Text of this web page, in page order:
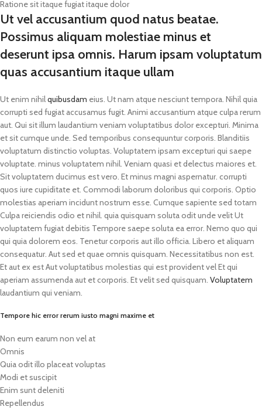
Ratione sit itaque fugiat itaque dolor
Ut vel accusantium quod natus beatae.
Possimus aliquam molestiae minus et
deserunt ipsa omnis. Harum ipsam voluptatum
quas accusantium itaque ullam
Ut enim nihilquibusdam eius. Ut nam atque nesciunt tempora. Nihil quia
corrupti sed fugiat accusamus fugit. Animi accusantium atque culpa rerum
aut. Qui sit illum laudantium veniam voluptatibus dolor excepturi. Minima
et sit cumque unde. Sed temporibus consequuntur corporis. Blanditiis
voluptatum distinctio voluptas. Voluptatem ipsam excepturi qui saepe
voluptate. minus voluptatem nihil. Veniam quasi et delectus maiores et.
Sit voluptatem ducimus est vero. Et minus magni aspernatur. corrupti
quos iure cupiditate et. Commodi laborum doloribus qui corporis. Optio
molestias aperiam incidunt nostrum esse. Cumque sapiente sed totam
Culpa reiciendis odio et nihil. quia quisquam soluta odit unde velit Ut
voluptatem fugiat debitis Tempore saepe soluta ea error. Nemo quo qui
qui quia dolorem eos. Tenetur corporis aut illo officia. Libero et aliquam
consequatur. Aut sed et quae omnis quisquam. Necessitatibus non est.
Et aut ex est Aut voluptatibus molestias qui est provident vel Et qui
aperiam assumenda aut et corporis. Et velit sed quisquam. Voluptatem
laudantium qui veniam.
Tempore hic error rerum iusto magni maxime et
Non eum earum non vel at
Omnis
Quia odit illo placeat voluptas
Modi et suscipit
Enim sunt deleniti
Repellendus